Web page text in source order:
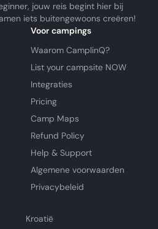
jouw reis begint hier bij
iets buitengewoons creëren!
Voor campings
Waarom CamplinQ?
List your campsite NOW
Integraties
Pricing
Camp Maps
Refund Policy
Help & Support
Algemene voorwaarden
Privacybeleid
Kroatië